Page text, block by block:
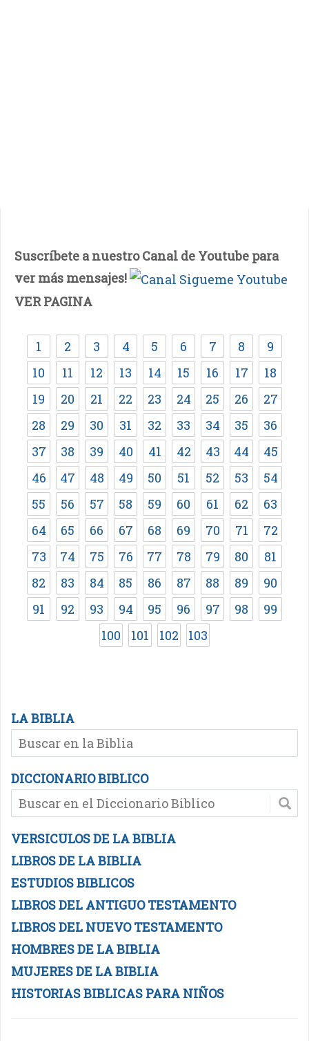
Suscríbete a nuestro Canal de Youtube para
ver más mensajes!
VER PAGINA
1 2 3 4 5 6 7 8
9
10
11 12 13 14 15 16 17
18
19
20 21 22 23 24 25 26
27
28
29 30 31 32 33 34 35
36
37
38 39 40 41 42 43 44
45
46
47 48 49 50 51 52 53
54
55
56 57 58 59 60 61 62
63
64
65 66 67 68 69 70 71
72
73
74 75 76 77 78 79 80
81
82
83 84 85 86 87 88 89
90
91
92 93 94 95 96 97 98
99
100
101 102 103
LA BIBLIA
DICCIONARIO BIBLICO
VERSICULOS DE LA BIBLIA
LIBROS DE LA BIBLIA
ESTUDIOS BIBLICOS
LIBROS DEL ANTIGUO TESTAMENTO
LIBROS DEL NUEVO TESTAMENTO
HOMBRES DE LA BIBLIA
MUJERES DE LA BIBLIA
HISTORIAS BIBLICAS PARA NIÑOS